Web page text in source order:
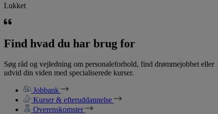
Lukket
Find hvad du har brug for
Søg råd og vejledning om personaleforhold, find drømmejobbet eller
udvid din viden med specialiserede kurser.
Jobbank
Kurser & efteruddannelse
Overenskomster